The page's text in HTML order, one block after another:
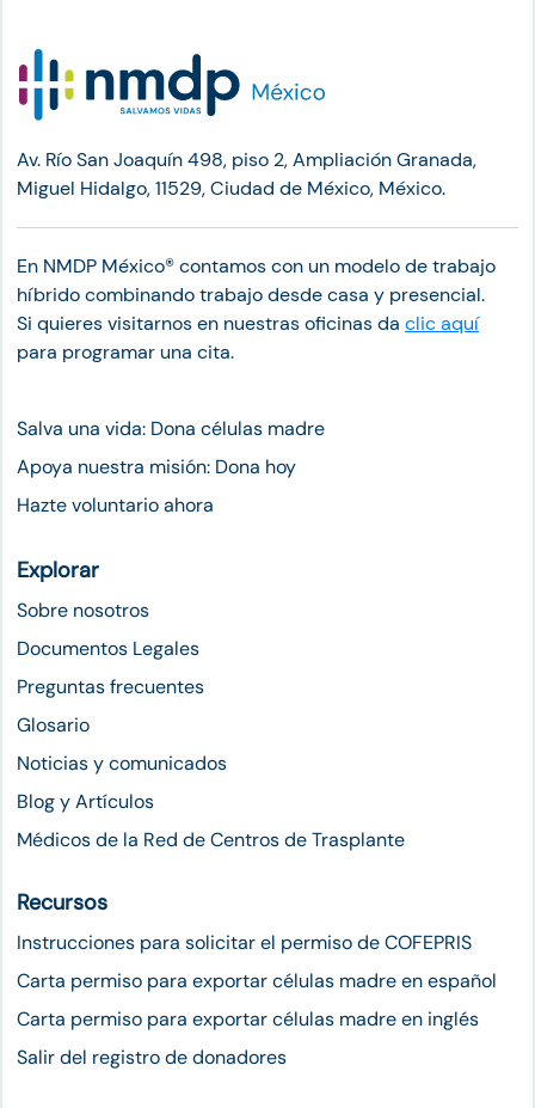
Av. Río San Joaquín 498, piso 2, Ampliación Granada,
Miguel Hidalgo, 11529, Ciudad de México, México.
En NMDP México®︎ contamos con un modelo de trabajo
híbrido combinando trabajo desde casa y presencial.
Si quieres visitarnos en nuestras oficinas da clic aquí
para programar una cita.
Salva una vida: Dona células madre
Apoya nuestra misión: Dona hoy
Hazte voluntario ahora
Explorar
Sobre nosotros
Documentos Legales
Preguntas frecuentes
Glosario
Noticias y comunicados
Blog y Artículos
Médicos de la Red de Centros de Trasplante
Recursos
Instrucciones para solicitar el permiso de COFEPRIS
Carta permiso para exportar células madre en español
Carta permiso para exportar células madre en inglés
Salir del registro de donadores